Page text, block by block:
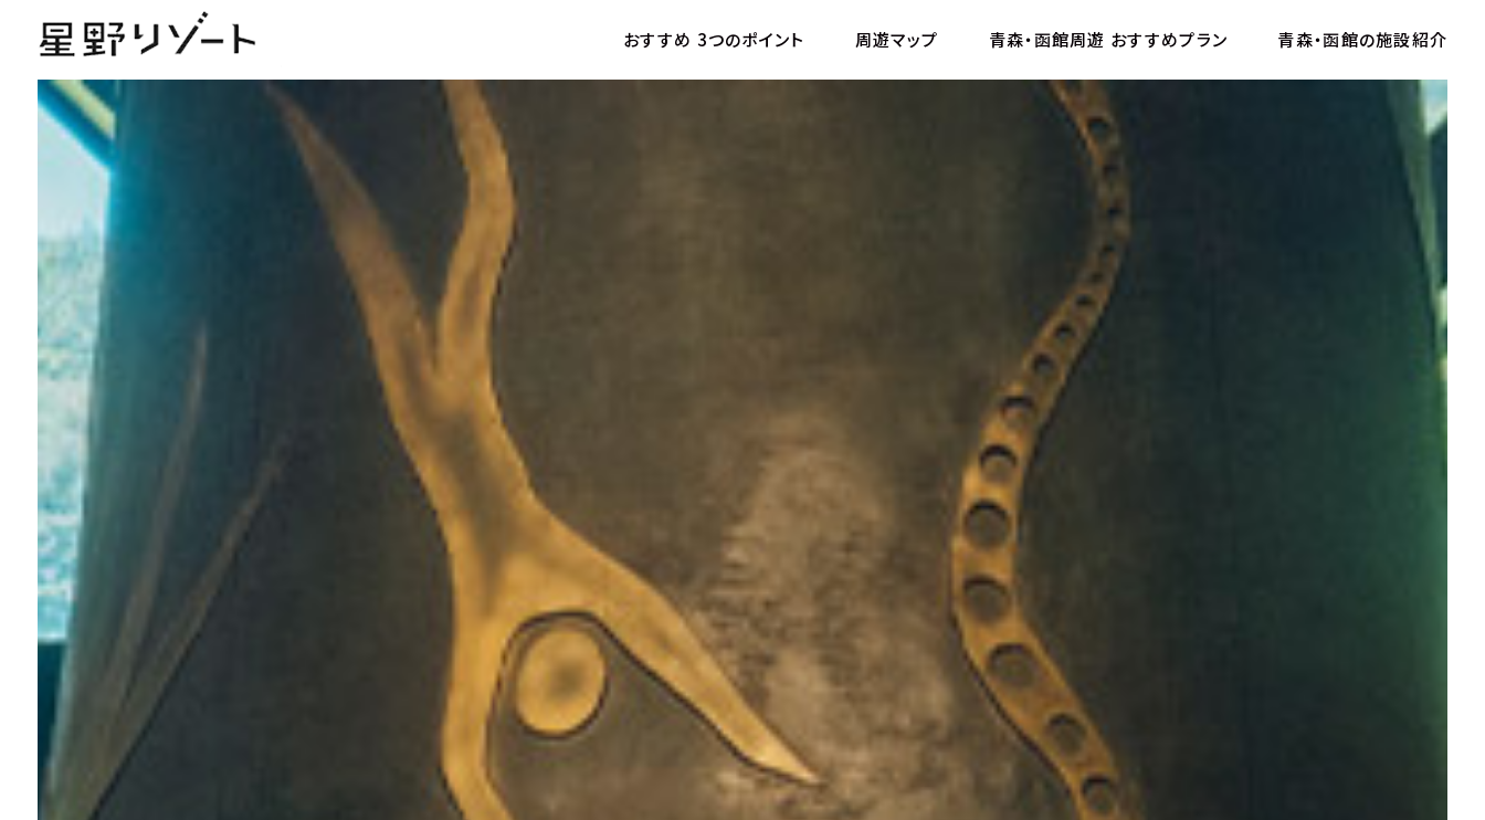
おすすめ 3つのポイント 周遊マップ 青森・函館周遊 おすすめプラン 青森・函館の施設紹介